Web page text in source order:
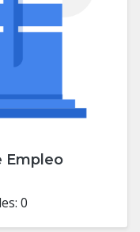
Empleo
0